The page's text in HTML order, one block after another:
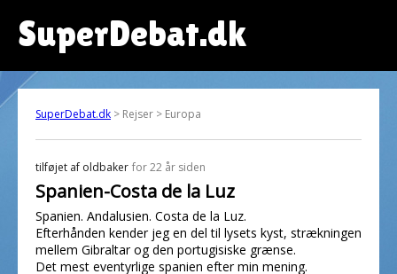
SuperDebat.dk
SuperDebat.dk > Rejser > Europa
tilføjet af oldbaker for 22 år siden
Spanien-Costa de la Luz
Spanien. Andalusien. Costa de la Luz.
Efterhånden kender jeg en del til lysets kyst, strækningen
mellem Gibraltar og den portugisiske grænse.
Det mest eventyrlige spanien efter min mening.